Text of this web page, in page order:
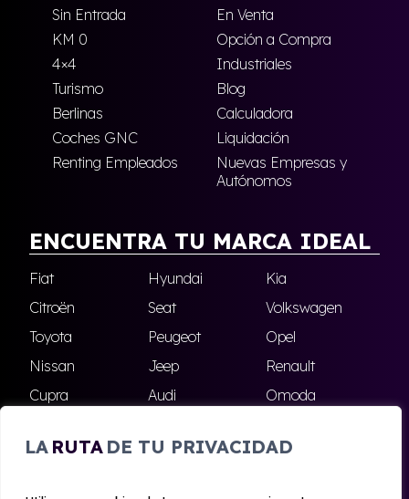
LA RUTA DE TU PRIVACIDAD
Sin Entrada
En Venta
KM 0
Opción a Compra
4×4
Industriales
Turismo
Blog
Berlinas
Calculadora
Coches GNC
Liquidación
Renting Empleados
Nuevas Empresas y
Autónomos
ENCUENTRA TU MARCA IDEAL
Fiat Hyundai
Kia
Citroën
Seat
Volkswagen
Toyota
Peugeot
Opel
Nissan
Jeep
Renault
Cupra
Audi
Omoda
Skoda
Ford Todas las marcas